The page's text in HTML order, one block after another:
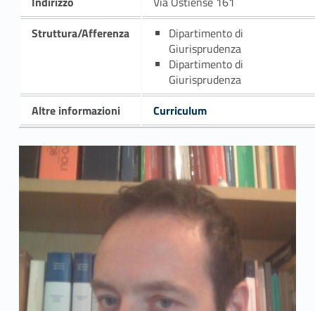
Struttura/Afferenza
Dipartimento di
Giurisprudenza
Dipartimento di
Giurisprudenza
Altre informazioni
Curriculum